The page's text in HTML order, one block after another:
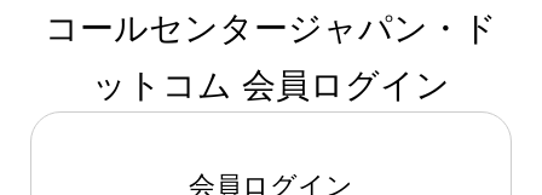
コールセンタージャパン・ド
ットコム 会員ログイン
会員ログイン